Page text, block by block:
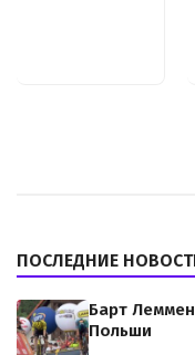
ПОСЛЕДНИЕ
Барт
Польши